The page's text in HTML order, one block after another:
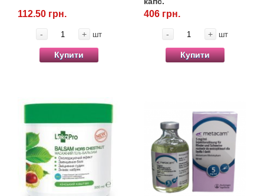
112.50 грн.
- + шт
Купити
406 грн.
- + шт
Купити